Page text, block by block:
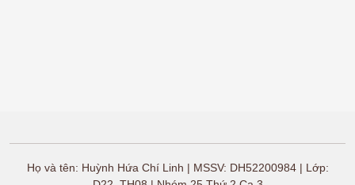
Họ và tên: Huỳnh Hứa Chí Linh | MSSV: DH52200984 | Lớp: